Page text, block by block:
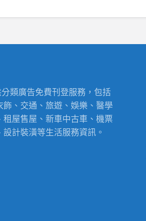
類廣告免費刊登服務，包括
飾、交通、旅遊、娛樂、醫學
租屋售屋、新車中古車、機票
計裝潢等生活服務資訊。